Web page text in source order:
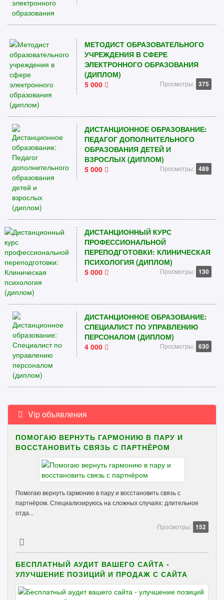
МЕТОДИСТ ОБРАЗОВАТЕЛЬНОГО
УЧРЕЖДЕНИЯ В СФЕРЕ
ЭЛЕКТРОННОГО ОБРАЗОВАНИЯ
(ДИПЛОМ)
5 000
Просмотры: 375
ДИСТАНЦИОННОЕ ОБРАЗОВАНИЕ:
ПЕДАГОГ ДОПОЛНИТЕЛЬНОГО
ОБРАЗОВАНИЯ ДЕТЕЙ И
ВЗРОСЛЫХ (ДИПЛОМ)
5 000
Просмотры: 489
ДИСТАНЦИОННЫЙ КУРС
ПРОФЕССИОНАЛЬНОЙ
ПЕРЕПОДГОТОВКИ: КЛИНИЧЕСКАЯ
ПСИХОЛОГИЯ (ДИПЛОМ)
5 000
Просмотры: 130
ДИСТАНЦИОННОЕ ОБРАЗОВАНИЕ:
СПЕЦИАЛИСТ ПО УПРАВЛЕНИЮ
ПЕРСОНАЛОМ (ДИПЛОМ)
4 000
Просмотры: 630
Vip объявления
ПОМОГАЮ ВЕРНУТЬ ГАРМОНИЮ В ПАРУ И
ВОССТАНОВИТЬ СВЯЗЬ С ПАРТНЁРОМ
Помогаю вернуть гармонию в пару и восстановить связь с
партнёром. Специализируюсь на сложных случаях: длительное
отда...
Просмотры: 152
БЕСПЛАТНЫЙ АУДИТ ВАШЕГО САЙТА -
УЛУЧШЕНИЕ ПОЗИЦИЙ И ПРОДАЖ С САЙТА